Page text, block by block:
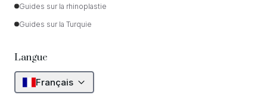
Guides sur la rhinoplastie
Guides sur la Turquie
Langue
Français